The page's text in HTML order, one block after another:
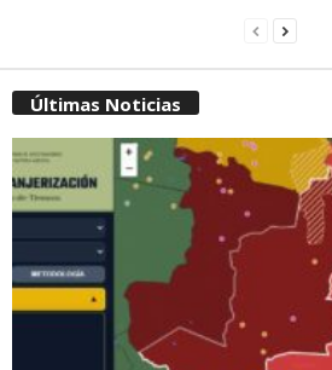
Últimas Noticias